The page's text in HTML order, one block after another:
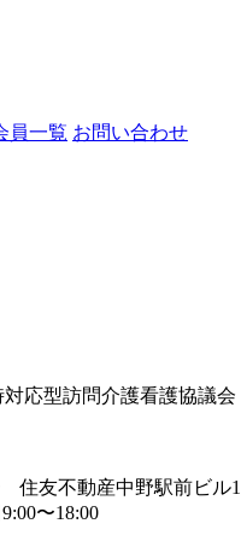
員一覧 お問い合わせ
応型訪問介護看護協議会
住友不動産中野駅前ビル
〜18:00